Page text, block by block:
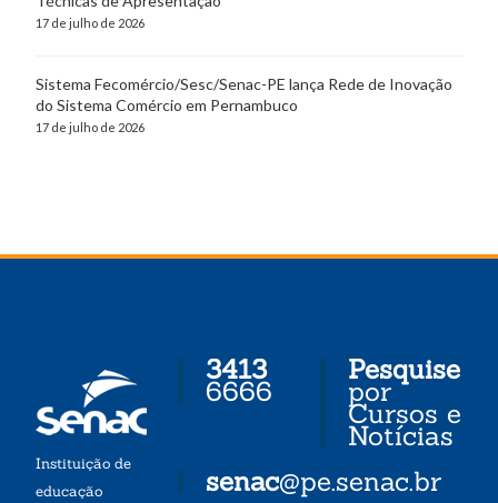
17 de julho de 2026
Sistema Fecomércio/Sesc/Senac-PE lança Rede de Inovação
do Sistema Comércio em Pernambuco
17 de julho de 2026
Instituição de
educação
3413
6666
senac@pe.senac.br
Pesquise
por
Cursos e
Notícias